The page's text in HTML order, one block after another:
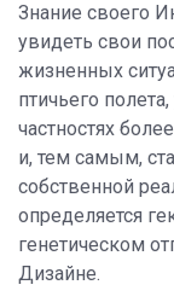
Знание своего
увидеть свои
жизненных
птичьего
частностях
и, тем самым,
собственной
определяется
генетическом
Дизайне.